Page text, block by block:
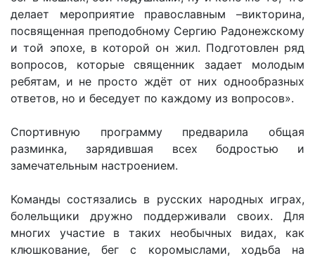
делает мероприятие православным –викторина,
посвященная преподобному Сергию Радонежскому
и той эпохе, в которой он жил. Подготовлен ряд
вопросов, которые священник задает молодым
ребятам, и не просто ждёт от них однообразных
ответов, но и беседует по каждому из вопросов».
Спортивную программу предварила общая
разминка, зарядившая всех бодростью и
замечательным настроением.
Команды состязались в русских народных играх,
болельщики дружно поддерживали своих. Для
многих участие в таких необычных видах, как
клюшкование, бег с коромыслами, ходьба на